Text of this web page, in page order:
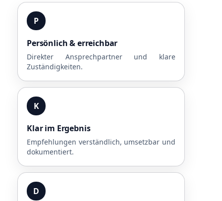
P
Persönlich & erreichbar
Direkter Ansprechpartner und klare
Zuständigkeiten.
K
Klar im Ergebnis
Empfehlungen verständlich, umsetzbar und
dokumentiert.
D